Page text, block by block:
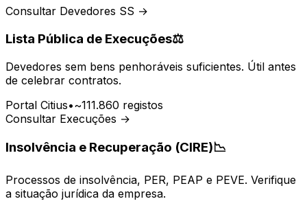
Consultar Devedores SS →
Lista Pública de Execuções⚖️
Devedores sem bens penhoráveis suficientes. Útil antes
de celebrar contratos.
Portal Citius•~111.860 registos
Consultar Execuções →
Insolvência e Recuperação (CIRE)📉
Processos de insolvência, PER, PEAP e PEVE. Verifique
a situação jurídica da empresa.